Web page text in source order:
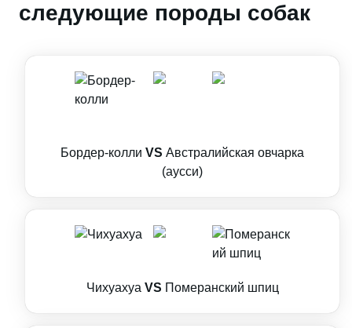
следующие породы собак
Бордер-колли VS Австралийская овчарка
(аусси)
Чихуахуа VS Померанский шпиц